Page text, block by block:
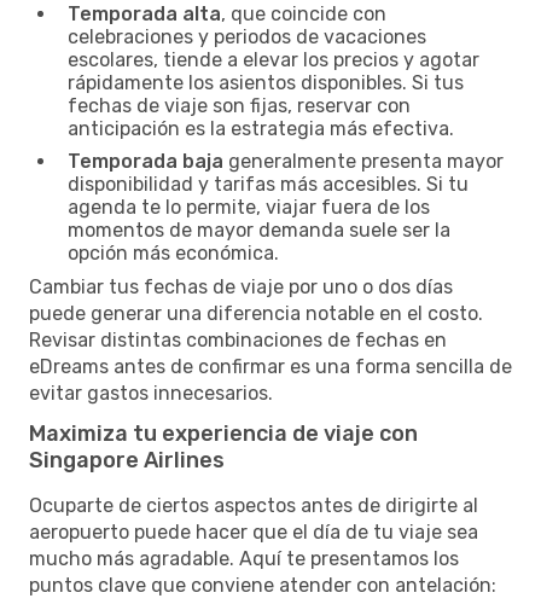
Temporada alta, que coincide con
celebraciones y periodos de vacaciones
escolares, tiende a elevar los precios y agotar
rápidamente los asientos disponibles. Si tus
fechas de viaje son fijas, reservar con
anticipación es la estrategia más efectiva.
Temporada baja generalmente presenta mayor
disponibilidad y tarifas más accesibles. Si tu
agenda te lo permite, viajar fuera de los
momentos de mayor demanda suele ser la
opción más económica.
Cambiar tus fechas de viaje por uno o dos días
puede generar una diferencia notable en el costo.
Revisar distintas combinaciones de fechas en
eDreams antes de confirmar es una forma sencilla de
evitar gastos innecesarios.
Maximiza tu experiencia de viaje con
Singapore Airlines
Ocuparte de ciertos aspectos antes de dirigirte al
aeropuerto puede hacer que el día de tu viaje sea
mucho más agradable. Aquí te presentamos los
puntos clave que conviene atender con antelación: